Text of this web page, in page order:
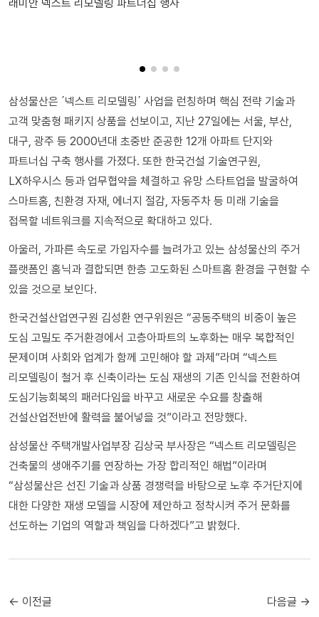
래미안 넥스트 리모델링 파트너십 행사
삼성물산은 ΄넥스트 리모델링΄ 사업을 런칭하며 핵심 전략 기술과
고객 맞춤형 패키지 상품을 선보이고, 지난 27일에는 서울, 부산,
대구, 광주 등 2000년대 초중반 준공한 12개 아파트 단지와
파트너십 구축 행사를 가졌다. 또한 한국건설 기술연구원,
LX하우시스 등과 업무협약을 체결하고 유망 스타트업을 발굴하여
스마트홈, 친환경 자재, 에너지 절감, 자동주차 등 미래 기술을
접목할 네트워크를 지속적으로 확대하고 있다.
아울러, 가파른 속도로 가입자수를 늘려가고 있는 삼성물산의 주거
플랫폼인 홈닉과 결합되면 한층 고도화된 스마트홈 환경을 구현할 수
있을 것으로 보인다.
한국건설산업연구원 김성환 연구위원은 “공동주택의 비중이 높은
도심 고밀도 주거환경에서 고층아파트의 노후화는 매우 복합적인
문제이며 사회와 업계가 함께 고민해야 할 과제”라며 “넥스트
리모델링이 철거 후 신축이라는 도심 재생의 기존 인식을 전환하여
도심기능회복의 패러다임을 바꾸고 새로운 수요를 창출해
건설산업전반에 활력을 불어넣을 것”이라고 전망했다.
삼성물산 주택개발사업부장 김상국 부사장은 “넥스트 리모델링은
건축물의 생애주기를 연장하는 가장 합리적인 해법”이라며
“삼성물산은 선진 기술과 상품 경쟁력을 바탕으로 노후 주거단지에
대한 다양한 재생 모델을 시장에 제안하고 정착시켜 주거 문화를
선도하는 기업의 역할과 책임을 다하겠다”고 밝혔다.
← 이전글 다음글 →